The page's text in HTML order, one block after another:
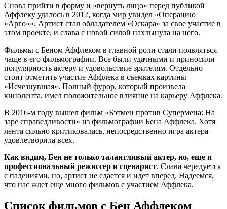
Снова прийти в форму и «вернуть лицо» перед публикой
Аффлеку удалось в 2012, когда мир увидел «Операцию
«Арго»». Артист стал обладателем «Оскара» за свое участие в
этом проекте, и слава с новой силой нахлынула на него.
Фильмы с Беном Аффлеком в главной роли стали появляться
чаще в его фильмографии. Все были удачными и приносили
популярность актеру и удовольствие зрителям. Отдельно
стоит отметить участие Аффлека в съемках картины
«Исчезнувшая». Полный фурор, который произвела
кинолента, имел положительное влияние на карьеру Аффлека.
В 2016-м году вышел фильм «Бэтмен против Супермена: На
заре справедливости» из фильмографии Бена Аффлека. Хотя
лента сильно критиковалась, непосредственно игра актера
удовлетворила всех.
Как видим, Бен не только талантливый актер, но, еще и
профессиональный режиссер и сценарист. Слава чередуется
с падениями, но, артист не сдается и идет вперед. Надеемся,
что нас ждет еще много фильмов с участием Аффлека.
Список фильмов с Бен Аффлеком